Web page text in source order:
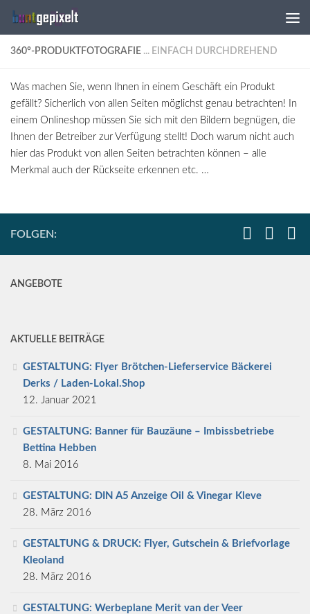
Zum Inhalt springen
360°-PRODUKTFOTOGRAFIE ... EINFACH DURCHDREHEND
Was machen Sie, wenn Ihnen in einem Geschäft ein Produkt
gefällt? Sicherlich von allen Seiten möglichst genau betrachten! In
einem Onlineshop müssen Sie sich mit den Bildern begnügen, die
Ihnen der Betreiber zur Verfügung stellt! Doch warum nicht auch
hier das Produkt von allen Seiten betrachten können – alle
Merkmal auch der Rückseite erkennen etc. …
FOLGEN:
ANGEBOTE
AKTUELLE BEITRÄGE
GESTALTUNG: Flyer Brötchen-Lieferservice Bäckerei
Derks / Laden-Lokal.Shop
12. Januar 2021
GESTALTUNG: Banner für Bauzäune – Imbissbetriebe
Bettina Hebben
8. Mai 2016
GESTALTUNG: DIN A5 Anzeige Oil & Vinegar Kleve
28. März 2016
GESTALTUNG & DRUCK: Flyer, Gutschein & Briefvorlage
Kleoland
28. März 2016
GESTALTUNG: Werbeplane Merit van der Veer